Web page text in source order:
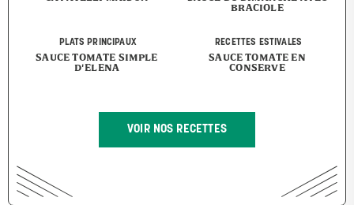
BRACIOLE
PLATS PRINCIPAUX
SAUCE TOMATE SIMPLE
D'ELENA
RECETTES ESTIVALES
SAUCE TOMATE EN
CONSERVE
VOIR NOS RECETTES